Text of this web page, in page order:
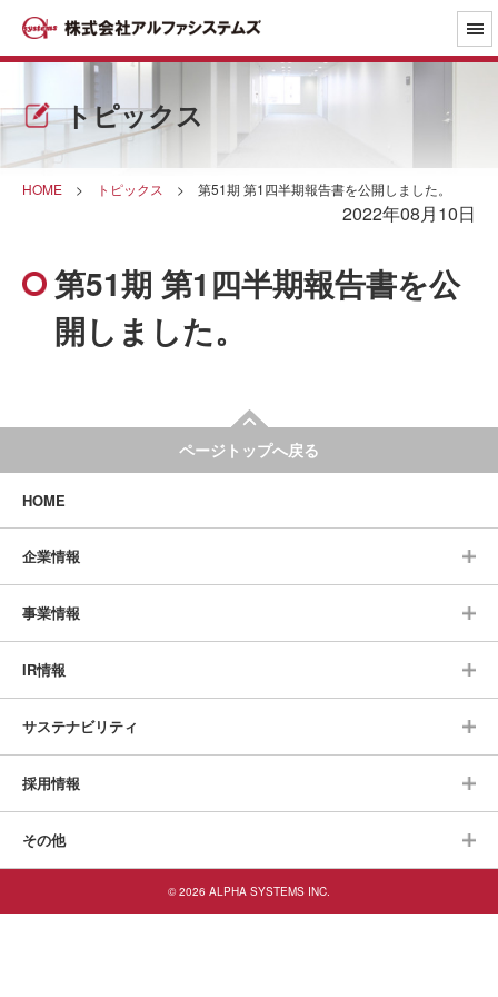
トピックス
HOME > トピックス > 第51期 第1四半期報告書を公開しました。
2022年08月10日
第51期 第1四半期報告書を公
開しました。
ページトップへ戻る
HOME
企業情報
事業情報
IR情報
サステナビリティ
採用情報
その他
© 2026 ALPHA SYSTEMS INC.